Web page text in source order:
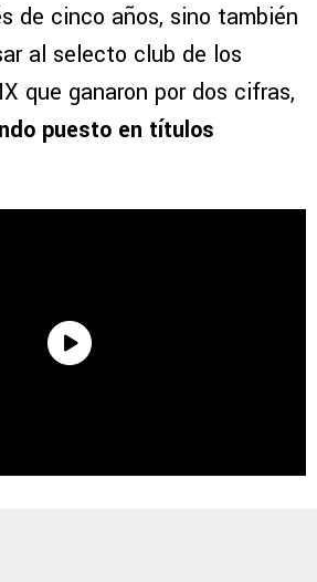
de cinco años, sino también
al selecto club de los
que ganaron por dos cifras,
puesto en títulos